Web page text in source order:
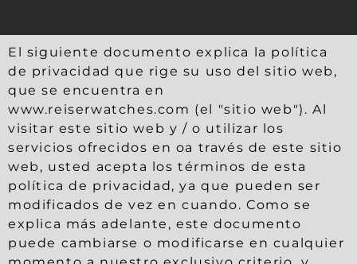
El siguiente documento explica la política
de privacidad que rige su uso del sitio web,
que se encuentra en
www.reiserwatches.com (el "sitio web"). Al
visitar este sitio web y / o utilizar los
servicios ofrecidos en oa través de este sitio
web, usted acepta los términos de esta
política de privacidad, ya que pueden ser
modificados de vez en cuando. Como se
explica más adelante, este documento
puede cambiarse o modificarse en cualquier